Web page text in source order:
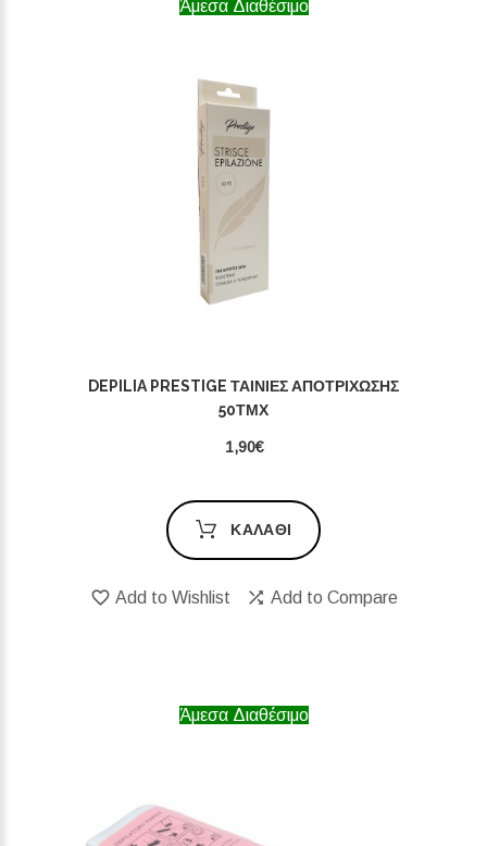
Άμεσα Διαθέσιμο
DEPILIA PRESTIGE ΤΑΙΝΊΕΣ ΑΠΟΤΡΊΧΩΣΗΣ
50ΤΜΧ
1,90€
ΚΑΛΆΘΙ
Add to Wishlist Add to Compare
Άμεσα Διαθέσιμο